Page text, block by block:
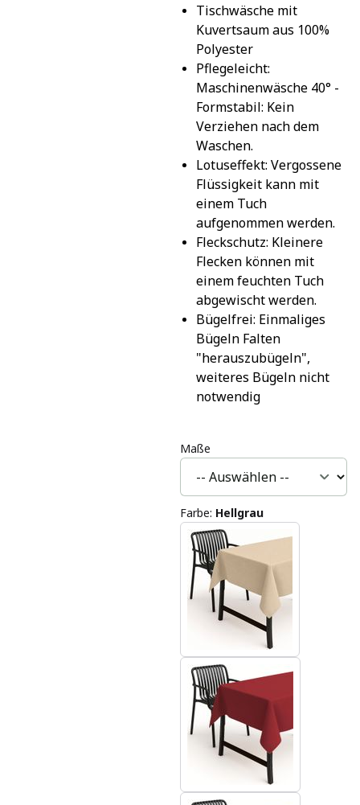
Tischwäsche mit
Kuvertsaum aus 100%
Polyester
Pflegeleicht:
Maschinenwäsche 40° -
Formstabil: Kein
Verziehen nach dem
Waschen.
Lotuseffekt: Vergossene
Flüssigkeit kann mit
einem Tuch
aufgenommen werden.
Fleckschutz: Kleinere
Flecken können mit
einem feuchten Tuch
abgewischt werden.
Bügelfrei: Einmaliges
Bügeln Falten
"herauszubügeln",
weiteres Bügeln nicht
notwendig
Maße
Farbe: Hellgrau